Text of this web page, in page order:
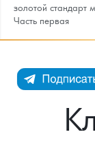
Каталог
Каталог Монет
Монеты Россия и
Памятные и
Инфо
Подлинность монет
золотой стандарт
Часть первая